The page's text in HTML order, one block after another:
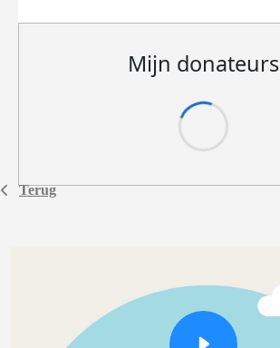
Terug
Mijn donateurs